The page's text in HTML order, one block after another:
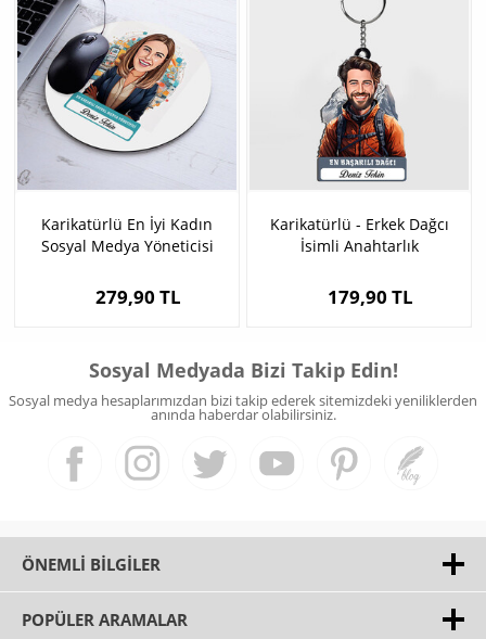
Karikatürlü En İyi Kadın
Sosyal Medya Yöneticisi
279,90 TL
Karikatürlü - Erkek Dağcı
İsimli Anahtarlık
179,90 TL
Sosyal Medyada Bizi Takip Edin!
Sosyal medya hesaplarımızdan bizi takip ederek sitemizdeki yeniliklerden
anında haberdar olabilirsiniz.
ÖNEMLI BILGILER
POPÜLER ARAMALAR